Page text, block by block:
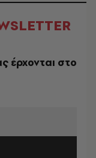
έρχονται στο